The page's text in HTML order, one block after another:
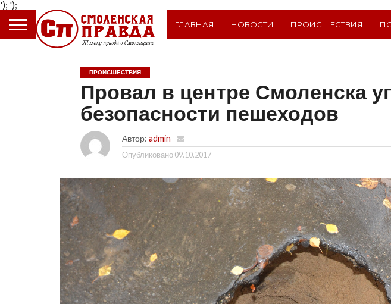
');
ГЛАВНАЯ НОВОСТИ ПРОИСШЕСТВИЯ
ПРОИСШЕСТВИЯ
Провал в центре Смоленска
безопасности пешеходов
Автор: admin
Опубликовано 09.10.2017
');